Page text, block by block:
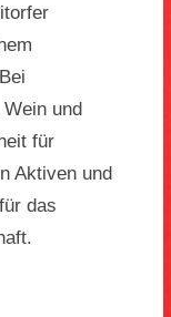
und
für
Aktiven und
das